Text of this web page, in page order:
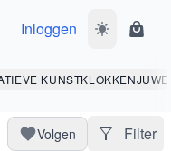
Inloggen Wissel
KUNSTKLOKKEN
Volgen Filter